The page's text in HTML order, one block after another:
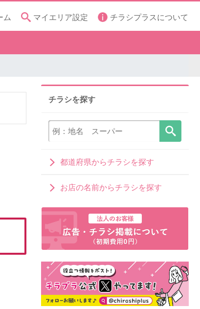
ム マイエリア設定 チラシプラスについて
チラシを探す
都道府県からチラシを探す
お店の名前からチラシを探す